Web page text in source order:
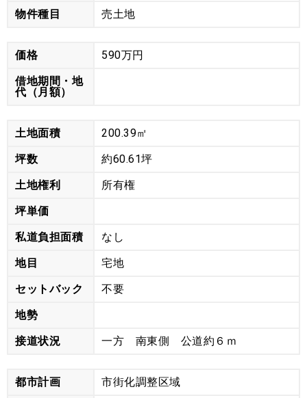
物件種目
売土地
価格
590万円
借地期間・地
代（月額）
土地面積
200.39㎡
坪数
約60.61坪
土地権利
所有権
坪単価
私道負担面積
なし
地目
宅地
セットバック
不要
地勢
接道状況
一方 南東側 公道約６ｍ
都市計画 市街化調整区域